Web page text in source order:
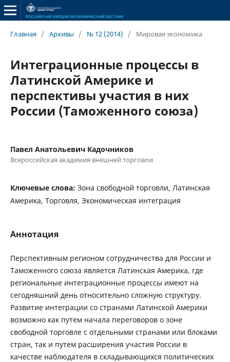
Главная / Архивы / № 12 (2014) / Мировая экономика
Интеграционные процессы в
Латинской Америке и
перспективы участия в них
России (Таможенного союза)
Павел Анатольевич Кадочников
Всероссийская академия внешней торговли
Ключевые слова: Зона свободной торговли, Латинская
Америка, Торговля, Экономическая интеграция
Аннотация
Перспективным регионом сотрудничества для России и
Таможенного союза является Латинская Америка, где
региональные интеграционные процессы имеют на
сегодняшний день относительно сложную структуру.
Развитие интеграции со странами Латинской Америки
возможно как путем начала переговоров о зоне
свободной торговле с отдельными странами или блоками
стран, так и путем расширения участия России в
качестве наблюдателя в складывающихся политических